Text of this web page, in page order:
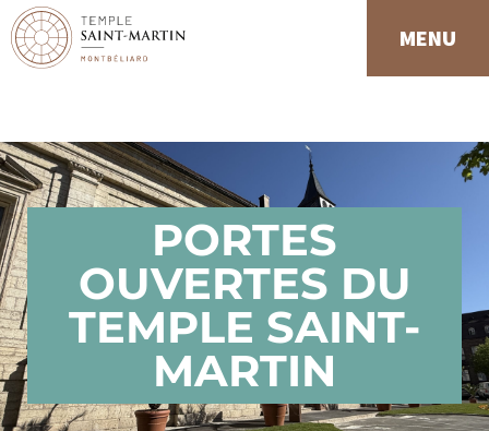
MENU
PORTES
OUVERTES DU
TEMPLE SAINT-
MARTIN
Panneau de gestion des cookies